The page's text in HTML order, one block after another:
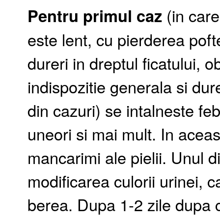
Pentru primul caz (in
este lent, cu pierderea
dureri in dreptul ficatului,
indispozitie generala si
din cazuri) se intalneste
uneori si mai mult. In
mancarimi ale pielii. Unul
modificarea culorii urinei,
berea. Dupa 1-2 zile dupa